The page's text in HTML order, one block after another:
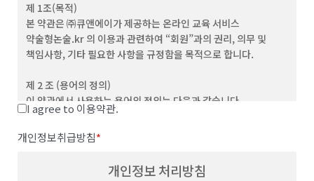
제 1조(목적)
본 약관은 ㈜큐앤에이가 제공하는 온라인 교육 서비스
약술형논술.kr 의 이용과 관련하여 “회원”과의 권리, 의무 및
책임사항, 기타 필요한 사항을 규정함을 목적으로 합니다.
제 2 조 (용어의 정의)
이 약관에서 사용하는 용어의 정의는 다음과 같습니다.
(1) "서비스”라 함은 이용자가 이용할 수 있는 웹사이트 관련 제반
서비스를 의미합니다
(2) “이용자”라 함은 회사의 웹사이트에 접속하여 본 약관에 따라
회사가 제공하는 콘텐츠 및 제반 서비스를 이용하는 회원 및
I agree to 이용약관.
개인정보취급방침*
개인정보 처리방침